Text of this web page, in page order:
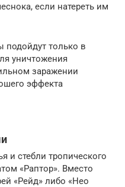
если натереть им
только в
уничтожения
заражении
эффекта
и стебли тропического
«Раптор». Вместо
«Рейд» либо «Нео